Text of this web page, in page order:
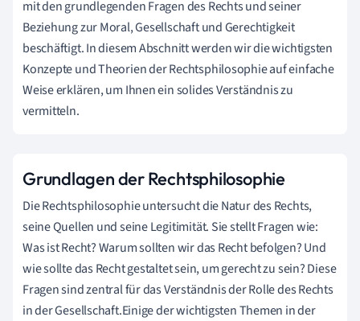
mit den grundlegenden Fragen des Rechts und seiner
Beziehung zur Moral, Gesellschaft und Gerechtigkeit
beschäftigt. In diesem Abschnitt werden wir die wichtigsten
Konzepte und Theorien der Rechtsphilosophie auf einfache
Weise erklären, um Ihnen ein solides Verständnis zu
vermitteln.
Grundlagen der Rechtsphilosophie
Die Rechtsphilosophie untersucht die Natur des Rechts,
seine Quellen und seine Legitimität. Sie stellt Fragen wie:
Was ist Recht? Warum sollten wir das Recht befolgen? Und
wie sollte das Recht gestaltet sein, um gerecht zu sein? Diese
Fragen sind zentral für das Verständnis der Rolle des Rechts
in der Gesellschaft.Einige der wichtigsten Themen in der